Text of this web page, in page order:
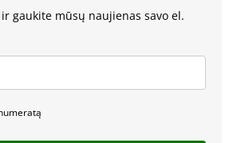
gaukite mūsų naujienas savo el.